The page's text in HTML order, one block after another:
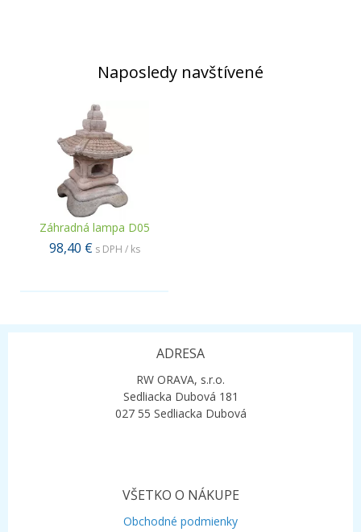
Naposledy navštívené
Záhradná lampa D05
98,40 € s DPH / ks
ADRESA
RW ORAVA, s.r.o.
Sedliacka Dubová 181
027 55 Sedliacka Dubová
VŠETKO O NÁKUPE
Obchodné podmienky